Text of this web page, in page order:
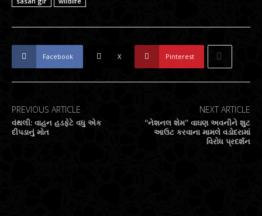
Facebook X Pinterest
PREVIOUS ARTICLE
વંથલી: વાહન હડફેટે વધુ એક
દીપડાનું મોત
NEXT ARTICLE
“નેશનલ શેમ” વાઘણ અવનીને શુટ
આઉટ કરવાના મામલે વડોદરામાં
વિરોધ પ્રદર્શન